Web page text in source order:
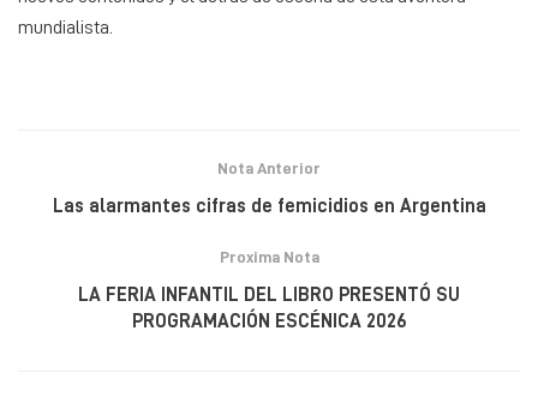
mundialista.
Nota Anterior
Las alarmantes cifras de femicidios en Argentina
Proxima Nota
LA FERIA INFANTIL DEL LIBRO PRESENTÓ SU
PROGRAMACIÓN ESCÉNICA 2026